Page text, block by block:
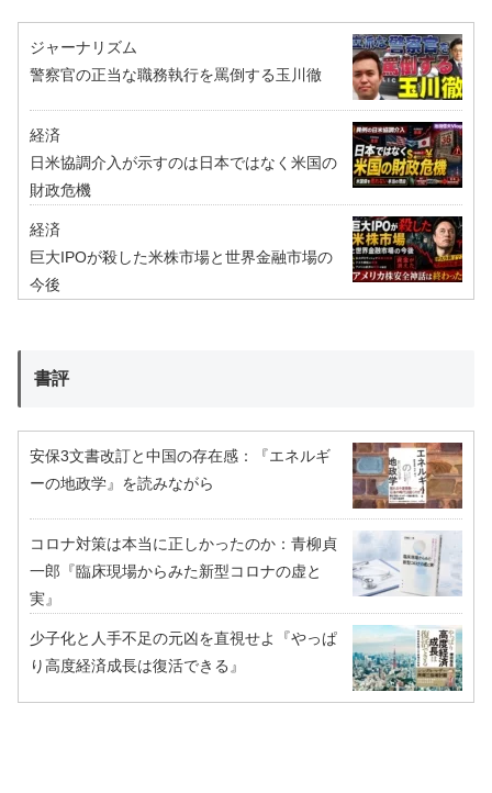
ジャーナリズム
警察官の正当な職務執行を罵倒する玉川徹
経済
日米協調介入が示すのは日本ではなく米国の
財政危機
経済
巨大IPOが殺した米株市場と世界金融市場の
今後
書評
安保3文書改訂と中国の存在感：『エネルギ
ーの地政学』を読みながら
コロナ対策は本当に正しかったのか：青柳貞
一郎『臨床現場からみた新型コロナの虚と
実』
少子化と人手不足の元凶を直視せよ『やっぱ
り高度経済成長は復活できる』